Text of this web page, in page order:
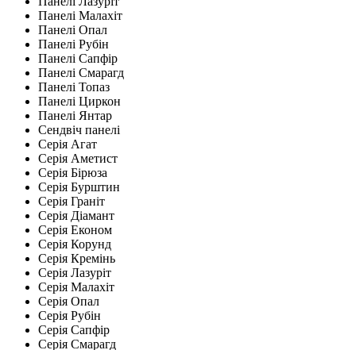
Панелі Малахіт
Панелі Опал
Панелі Рубін
Панелі Сапфір
Панелі Смарагд
Панелі Топаз
Панелі Циркон
Панелі Янтар
Сендвіч панелі
Серія Агат
Серія Аметист
Серія Бірюза
Серія Бурштин
Серія Граніт
Серія Діамант
Серія Економ
Серія Корунд
Серія Кремінь
Серія Лазуріт
Серія Малахіт
Серія Опал
Серія Рубін
Серія Сапфір
Серія Смарагд